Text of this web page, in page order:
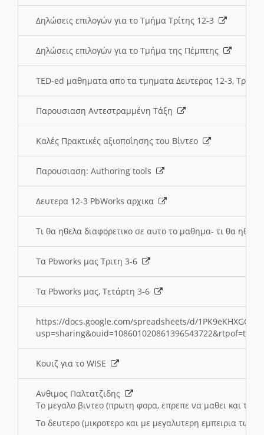
Δηλώσεις επιλογών για το Τμήμα Τρίτης 12-3
Δηλώσεις επιλογών για το Τμήμα της Πέμπτης
TED-ed μαθηματα απο τα τμηματα Δευτερας 12-3,
Παρουσιαση Αντεστραμμένη Τάξη
Καλές Πρακτικές αξιοποίησης του Βίντεο
Παρουσιαση: Authoring tools
Δευτερα 12-3 PbWorks αρχικα
Τι θα ηθελα διαφορετικο σε αυτο το μαθημα- τι θα
Τα Pbworks μας Τριτη 3-6
Τα Pbworks μας, Τετάρτη 3-6
https://docs.google.com/spreadsheets/d/
Κουιζ για το WISE
Ανθιμος Παλτατζιδης
Το μεγαλο βιντεο (πρωτη φορα, επρεπε να μαθει και το
Το δευτερο (μικροτερο και με μεγαλυτερη εμπειρια